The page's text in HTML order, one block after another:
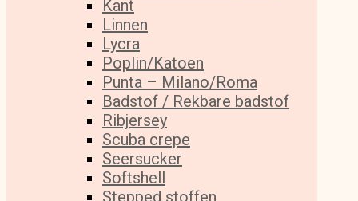
Kant
Linnen
Lycra
Poplin/Katoen
Punta – Milano/Roma
Badstof / Rekbare badstof
Ribjersey
Scuba crepe
Seersucker
Softshell
Stepped stoffen